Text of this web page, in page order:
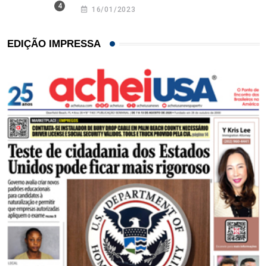
16/01/2023
EDIÇÃO IMPRESSA